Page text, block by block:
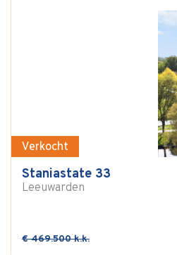
Verkocht
Staniastate 33
Leeuwarden
€ 469.500 k.k.